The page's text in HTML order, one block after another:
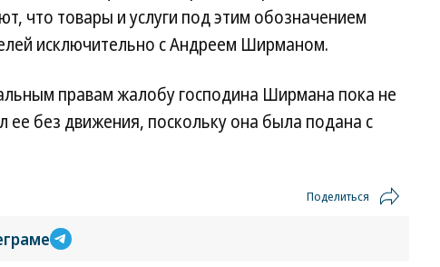
что товары и услуги под этим обозначением
исключительно с Андреем Ширманом.
правам жалобу господина Ширмана пока не
ее без движения, поскольку она была подана с
Поделиться